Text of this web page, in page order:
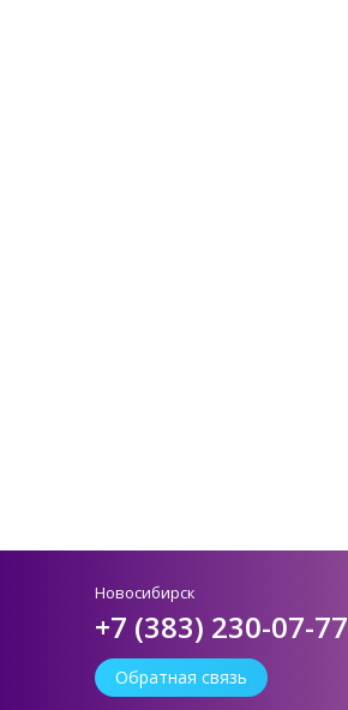
Новосибирск
+7 (383) 230-07-77
Обратная связь